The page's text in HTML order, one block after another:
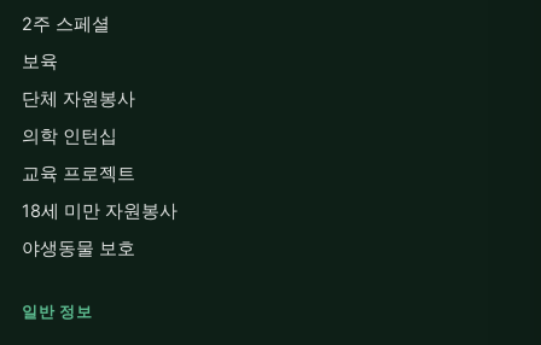
2주 스페셜
보육
단체 자원봉사
의학 인턴십
교육 프로젝트
18세 미만 자원봉사
야생동물 보호
일반 정보